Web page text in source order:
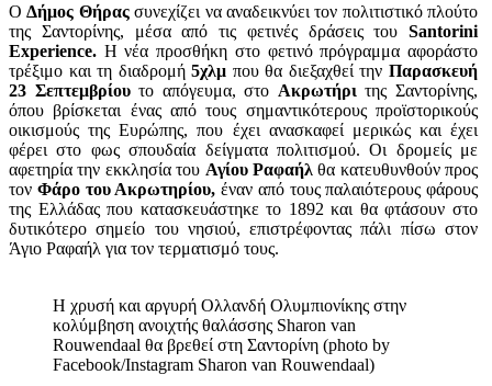
ΟΔήμος Θήραςσυνεχίζει να αναδεικνύει τον πολιτιστικό πλούτο
της Σαντορίνης, μέσα από τις φετινές δράσεις του Santorini
Experience. Η νέα προσθήκη στο φετινό πρόγραμμα αφοράστο
τρέξιμο και τη διαδρομή5χλμ που θα διεξαχθεί τηνΠαρασκευή
23 Σεπτεμβρίουτο απόγευμα, στο Ακρωτήρι της Σαντορίνης,
όπου βρίσκεται ένας από τους σημαντικότερους προϊστορικούς
οικισμούς της Ευρώπης, που έχει ανασκαφεί μερικώς και έχει
φέρει στο φως σπουδαία δείγματα πολιτισμού. Οι δρομείς με
αφετηρία την εκκλησία του Αγίου Ραφαήλ θα κατευθυνθούν προς
τον Φάρο του Ακρωτηρίου, έναν από τους παλαιότερους φάρους
της Ελλάδας που κατασκευάστηκε το 1892 και θα φτάσουν στο
δυτικότερο σημείο του νησιού, επιστρέφοντας πάλι πίσω στον
Άγιο Ραφαήλ για τον τερματισμό τους.
Η χρυσή και αργυρή Ολλανδή Ολυμπιονίκης στην
κολύμβηση ανοιχτής θαλάσσης Sharon van
Rouwendaal θα βρεθεί στη Σαντορίνη (photo by
Facebook/Instagram Sharon van Rouwendaal)